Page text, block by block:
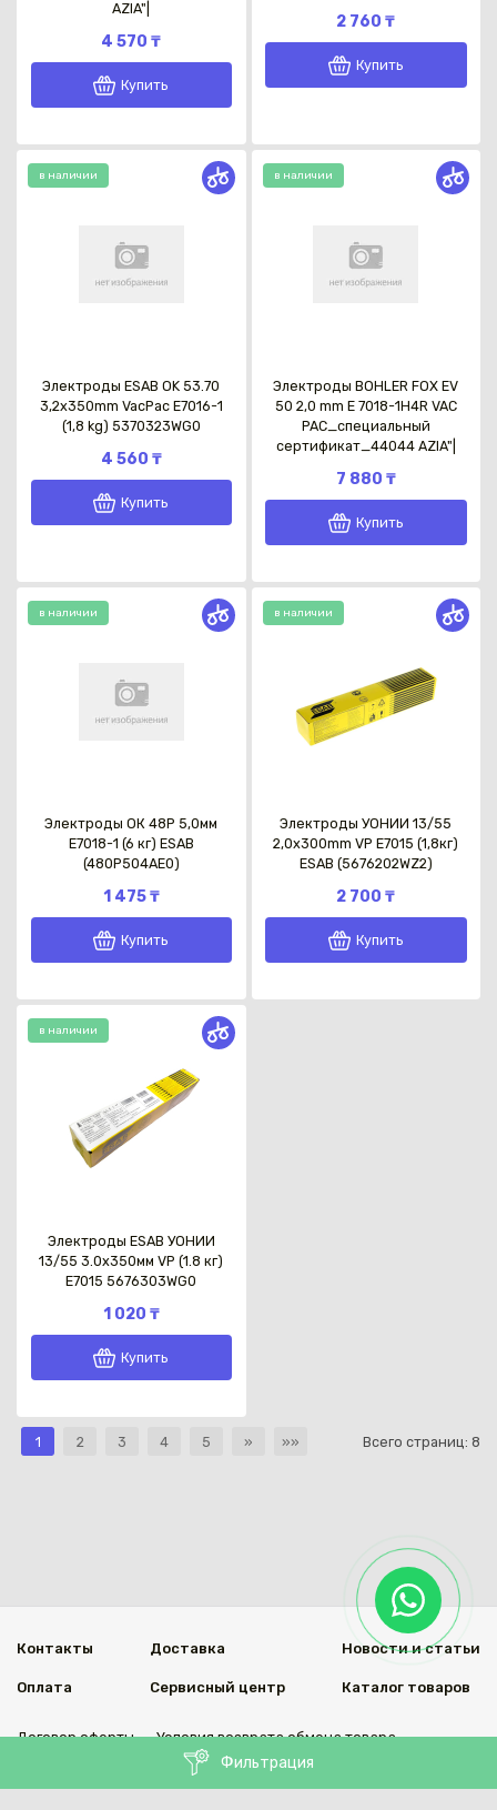
Фильтрация
AZIA"|
4 570 ₸
Купить
2 760 ₸
Купить
в наличии
Электроды ESAB OK 53.70
3,2x350mm VacPac E7016-1
(1,8 kg) 5370323WG0
4 560 ₸
Купить
в наличии
Электроды BOHLER FOX EV
50 2,0 mm Е 7018-1Н4R VAC
PAC_специальный
сертификат_44044 AZIA"|
7 880 ₸
Купить
в наличии
Электроды ОК 48P 5,0мм
E7018-1 (6 кг) ESAB
(480P504AE0)
1 475 ₸
Купить
в наличии
Электроды УОНИИ 13/55
2,0x300mm VP E7015 (1,8кг)
ESAB (5676202WZ2)
2 700 ₸
Купить
в наличии
Электроды ESAB УОНИИ
13/55 3.0х350мм VP (1.8 кг)
E7015 5676303WG0
1 020 ₸
Купить
Всего страниц: 8
1 2 3 4 5 » »»
Контакты
Оплата
Доставка
Сервисный центр
Новости и статьи
Каталог товаров
Договор оферты Условия возврата обмена товара